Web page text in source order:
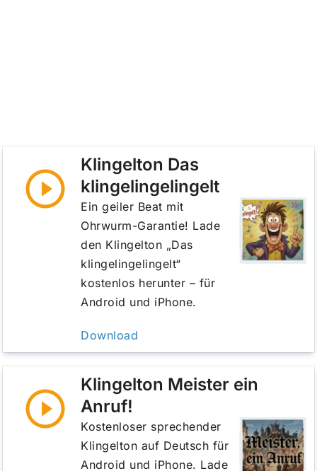
Klingelton Das
klingelingelingelt
Ein geiler Beat mit
Ohrwurm-Garantie! Lade
den Klingelton „Das
klingelingelingelt“
kostenlos herunter – für
Android und iPhone.
Download
Klingelton Meister ein
Anruf!
Kostenloser sprechender
Klingelton auf Deutsch für
Android und iPhone. Lade